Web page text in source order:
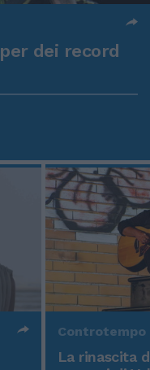
dei record
Controtempo
La rinascita